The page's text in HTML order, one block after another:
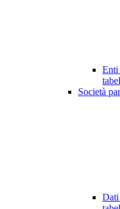
Enti
Società
Dati